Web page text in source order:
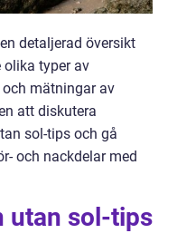
detaljerad översikt
olika typer av
mätningar av
att diskutera
sol-tips och gå
och nackdelar med
utan sol-tips